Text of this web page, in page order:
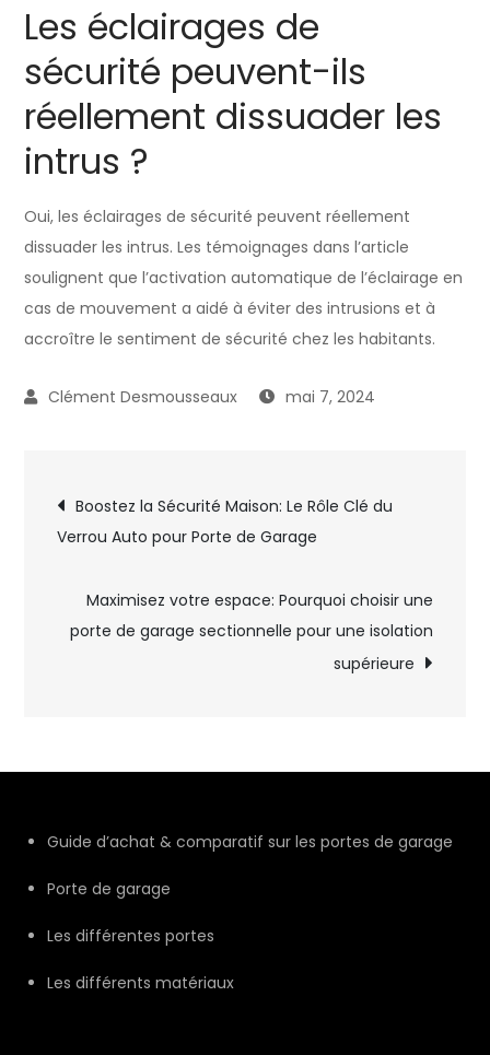
Les éclairages de
sécurité peuvent-ils
réellement dissuader les
intrus ?
Oui, les éclairages de sécurité peuvent réellement
dissuader les intrus. Les témoignages dans l’article
soulignent que l’activation automatique de l’éclairage en
cas de mouvement a aidé à éviter des intrusions et à
accroître le sentiment de sécurité chez les habitants.
mai 7, 2024
Navigation
de
l’article
Boostez la Sécurité Maison: Le Rôle Clé du
Verrou Auto pour Porte de Garage
Maximisez votre espace: Pourquoi choisir une
porte de garage sectionnelle pour une isolation
supérieure
Guide d’achat & comparatif sur les portes de garage
Porte de garage
Les différentes portes
Les différents matériaux